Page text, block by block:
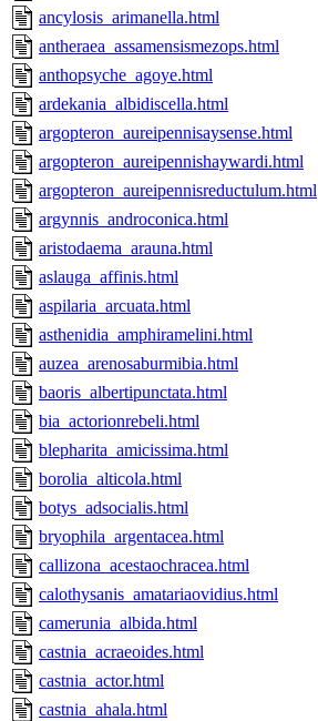
ancylosis_arimanella.html
antheraea_assamensismezops.html
anthopsyche_agoye.html
ardekania_albidiscella.html
argopteron_aureipennisaysense.html
argopteron_aureipennishaywardi.html
argopteron_aureipennisreductulum.html
argynnis_androconica.html
aristodaema_arauna.html
aslauga_affinis.html
aspilaria_arcuata.html
asthenidia_amphiramelini.html
auzea_arenosaburmibia.html
baoris_albertipunctata.html
bia_actorionrebeli.html
blepharita_amicissima.html
borolia_alticola.html
botys_adsocialis.html
bryophila_argentacea.html
callizona_acestaochracea.html
calothysanis_amatariaovidius.html
camerunia_albida.html
castnia_acraeoides.html
castnia_actor.html
castnia_ahala.html